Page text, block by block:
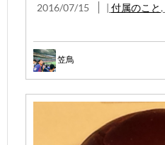
2016/07/15 | 付属のこと ,
笠鳥